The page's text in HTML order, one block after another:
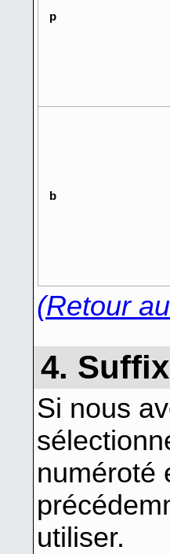
p
b
(Retour
4.
Si nous
numéroté
utiliser.